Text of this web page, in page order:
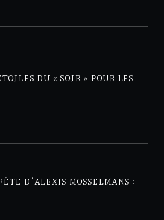
DU « SOIR » POUR LES
D’ALEXIS MOSSELMANS :